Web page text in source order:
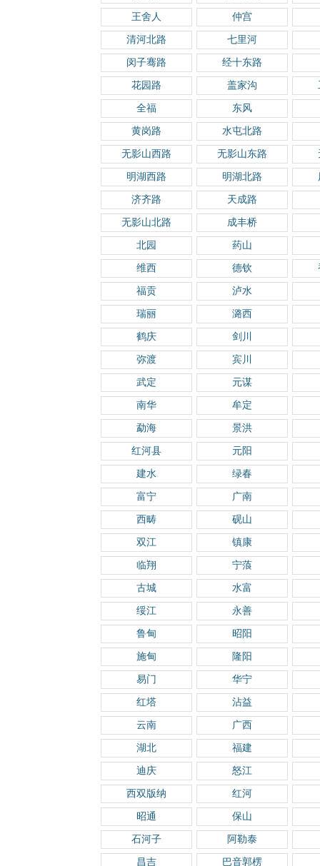
王舍人 仲宫
清河北路 七里河
闵子骞路 经十东路
花园路 盖家沟
全福 东风
黄岗路 水屯北路
无影山西路 无影山东路
明湖西路 明湖北路
济齐路 天成路
无影山北路 成丰桥
北园 药山
维西 德钦
福贡 泸水
瑞丽 潞西
鹤庆 剑川
弥渡 宾川
武定 元谋
南华 牟定
勐海 景洪
红河县 元阳
建水 绿春
富宁 广南
西畴 砚山
双江 镇康
临翔 宁蒗
古城 水富
绥江 永善
鲁甸 昭阳
施甸 隆阳
易门 华宁
红塔 沾益
云南 广西
湖北 福建
迪庆 怒江
西双版纳 红河
昭通 保山
石河子 阿勒泰
昌吉 巴音郭楞